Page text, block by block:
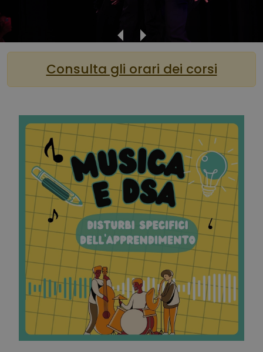
IPF PER IL SOCIALE
IPF CARD
LAVORA CON NOI
CONTATTI
IPF STORE
Chiama ora
Consulta gli orari dei corsi